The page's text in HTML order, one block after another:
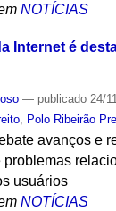
NOTÍCIAS
Internet é
— publicado24/
, Polo Ribeirão
avanços e
problemas
usuários
NOTÍCIAS